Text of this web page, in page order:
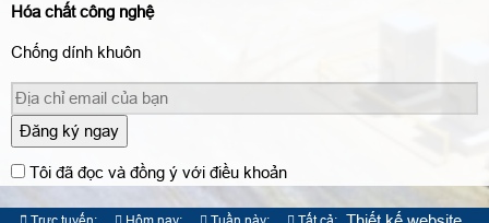
Hóa chất công nghệ
Chống dính khuôn
Đăng ký ngay
Tôi đã đọc và đồng ý với điều khoản